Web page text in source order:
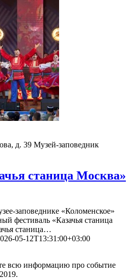
д. 39 Музей-заповедник
станица Москва»
заповеднике «Коломенское»
фестиваль «Казачья станица
станица…
05-12T13:31:00+03:00
всю информацию про событие